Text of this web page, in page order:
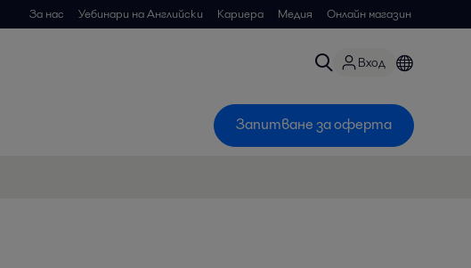
За нас Уебинари на Английски Кариера Медия Онлайн магазин
Вход
Запитване за оферта